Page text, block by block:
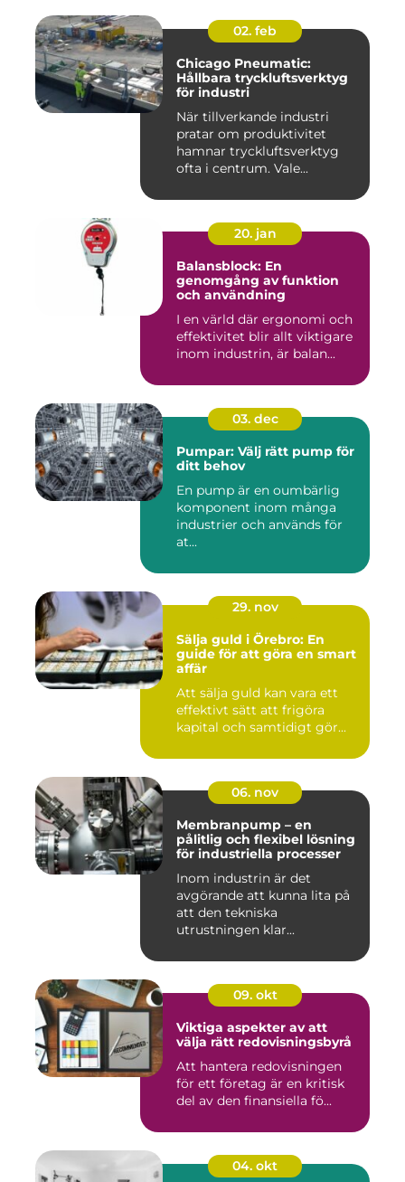
02. feb
Chicago Pneumatic:
Hållbara tryckluftsverktyg
för industri
När tillverkande industri
pratar om produktivitet
hamnar tryckluftsverktyg
ofta i centrum. Vale...
20. jan
Balansblock: En
genomgång av funktion
och användning
I en värld där ergonomi och
effektivitet blir allt viktigare
inom industrin, är balan...
03. dec
Pumpar: Välj rätt pump för
ditt behov
En pump är en oumbärlig
komponent inom många
industrier och används för
at...
29. nov
Sälja guld i Örebro: En
guide för att göra en smart
affär
Att sälja guld kan vara ett
effektivt sätt att frigöra
kapital och samtidigt gör...
06. nov
Membranpump – en
pålitlig och flexibel lösning
för industriella processer
Inom industrin är det
avgörande att kunna lita på
att den tekniska
utrustningen klar...
09. okt
Viktiga aspekter av att
välja rätt redovisningsbyrå
Att hantera redovisningen
för ett företag är en kritisk
del av den finansiella fö...
04. okt